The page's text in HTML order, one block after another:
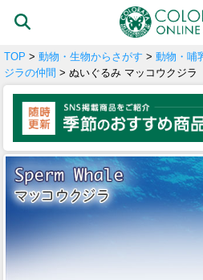
TOP > 動物・生物からさがす > 動物・哺
ジラの仲間 > ぬいぐるみ マッコウクジラ